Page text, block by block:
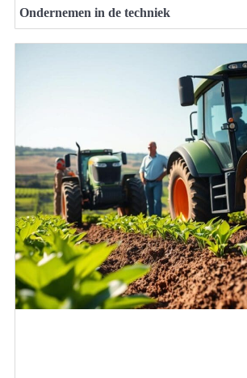
Ondernemen in de techniek